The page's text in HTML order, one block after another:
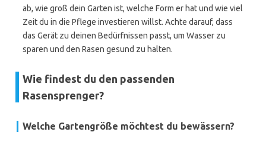
ab, wie groß dein Garten ist, welche Form er hat und wie viel
Zeit du in die Pflege investieren willst. Achte darauf, dass
das Gerät zu deinen Bedürfnissen passt, um Wasser zu
sparen und den Rasen gesund zu halten.
Wie findest du den passenden
Rasensprenger?
Welche Gartengröße möchtest du bewässern?